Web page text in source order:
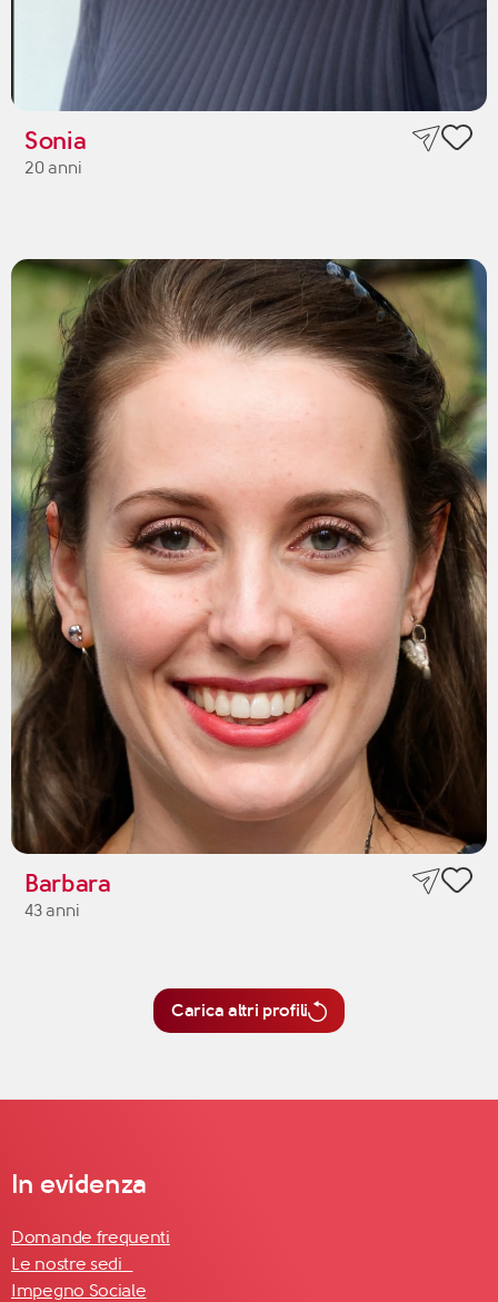
Sonia
20 anni
Barbara
43 anni
Carica altri profili
In evidenza
Domande frequenti
Le nostre sedi
Impegno Sociale